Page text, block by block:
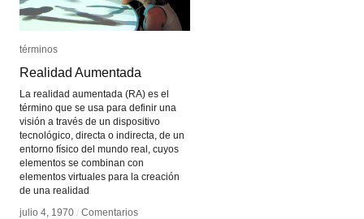
términos
Realidad Aumentada
La realidad aumentada (RA) es el
término que se usa para definir una
visión a través de un dispositivo
tecnológico, directa o indirecta, de un
entorno físico del mundo real, cuyos
elementos se combinan con
elementos virtuales para la creación
de una realidad
julio 4, 1970 / Comentarios
términos
Realidad Aumentada
julio 4, 1970 / Comentarios